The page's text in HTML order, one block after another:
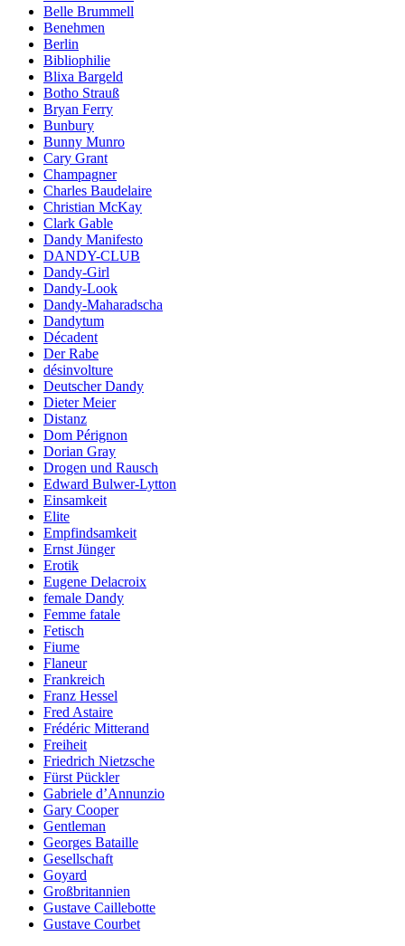
Belle Brummell
Benehmen
Berlin
Bibliophilie
Blixa Bargeld
Botho Strauß
Bryan Ferry
Bunbury
Bunny Munro
Cary Grant
Champagner
Charles Baudelaire
Christian McKay
Clark Gable
Dandy Manifesto
DANDY-CLUB
Dandy-Girl
Dandy-Look
Dandy-Maharadscha
Dandytum
Décadent
Der Rabe
désinvolture
Deutscher Dandy
Dieter Meier
Distanz
Dom Pérignon
Dorian Gray
Drogen und Rausch
Edward Bulwer-Lytton
Einsamkeit
Elite
Empfindsamkeit
Ernst Jünger
Erotik
Eugene Delacroix
female Dandy
Femme fatale
Fetisch
Fiume
Flaneur
Frankreich
Franz Hessel
Fred Astaire
Frédéric Mitterand
Freiheit
Friedrich Nietzsche
Fürst Pückler
Gabriele d’Annunzio
Gary Cooper
Gentleman
Georges Bataille
Gesellschaft
Goyard
Großbritannien
Gustave Caillebotte
Gustave Courbet